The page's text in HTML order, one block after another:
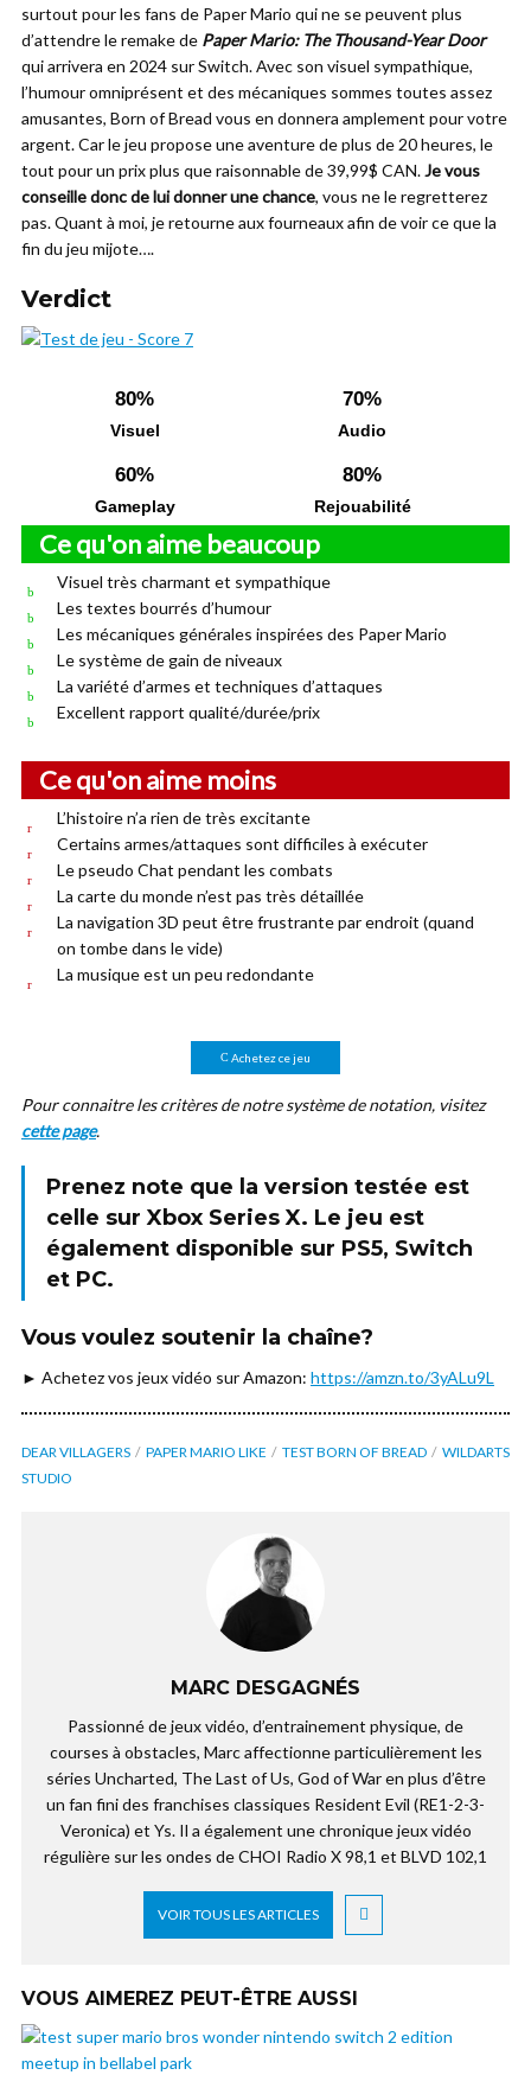
surtout pour les fans de Paper Mario qui ne se peuvent plus
d’attendre le remake de Paper Mario: The Thousand-Year Door
qui arrivera en 2024 sur Switch. Avec son visuel sympathique,
l’humour omniprésent et des mécaniques sommes toutes assez
amusantes, Born of Bread vous en donnera amplement pour votre
argent. Car le jeu propose une aventure de plus de 20 heures, le
tout pour un prix plus que raisonnable de 39,99$ CAN.Je vous
conseille donc de lui donner une chance, vous ne le regretterez
pas. Quant à moi, je retourne aux fourneaux afin de voir ce que la
fin du jeu mijote….
Verdict
80%
Visuel
70%
Audio
60%
Gameplay
80%
Rejouabilité
Ce qu'on aime beaucoup
Visuel très charmant et sympathique
Les textes bourrés d’humour
Les mécaniques générales inspirées des Paper Mario
Le système de gain de niveaux
La variété d’armes et techniques d’attaques
Excellent rapport qualité/durée/prix
Ce qu'on aime moins
L’histoire n’a rien de très excitante
Certains armes/attaques sont difficiles à exécuter
Le pseudo Chat pendant les combats
La carte du monde n’est pas très détaillée
La navigation 3D peut être frustrante par endroit (quand
on tombe dans le vide)
La musique est un peu redondante
Achetez ce jeu
Pour connaitre les critères de notre système de notation, visitez
cette page.
Prenez note que la version testée est
celle surXbox Series X. Le jeu est
également disponible sur PS5, Switch
et PC.
Vous voulez soutenir la chaîne?
► Achetez vos jeux vidéo sur Amazon: https://amzn.to/3yALu9L
DEAR VILLAGERS PAPER MARIO LIKE TEST BORN OF BREAD
WILDARTS
STUDIO
MARC DESGAGNÉS
Passionné de jeux vidéo, d’entrainement physique, de
courses à obstacles, Marc affectionne particulièrement les
séries Uncharted, The Last of Us, God of War en plus d’être
un fan fini des franchises classiques Resident Evil (RE1-2-3-
Veronica) et Ys. Il a également une chronique jeux vidéo
régulière sur les ondes de CHOI Radio X 98,1 et BLVD 102,1
VOIR TOUS LES ARTICLES
VOUS AIMEREZ PEUT-ÊTRE AUSSI